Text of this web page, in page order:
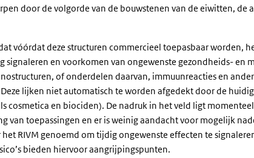
door de volgorde van de bouwstenen van de eiwitten, de
vóórdat deze structuren commercieel toepasbaar worden,
signaleren en voorkomen van ongewenste gezondheids- en
of onderdelen daarvan, immuunreacties en
lijken niet automatisch te worden afgedekt door de
cosmetica en biociden). De nadruk in het veld ligt
van toepassingen en er is weinig aandacht voor mogelijk
RIVM genoemd om tijdig ongewenste effecten te
bieden hiervoor aangrijpingspunten.